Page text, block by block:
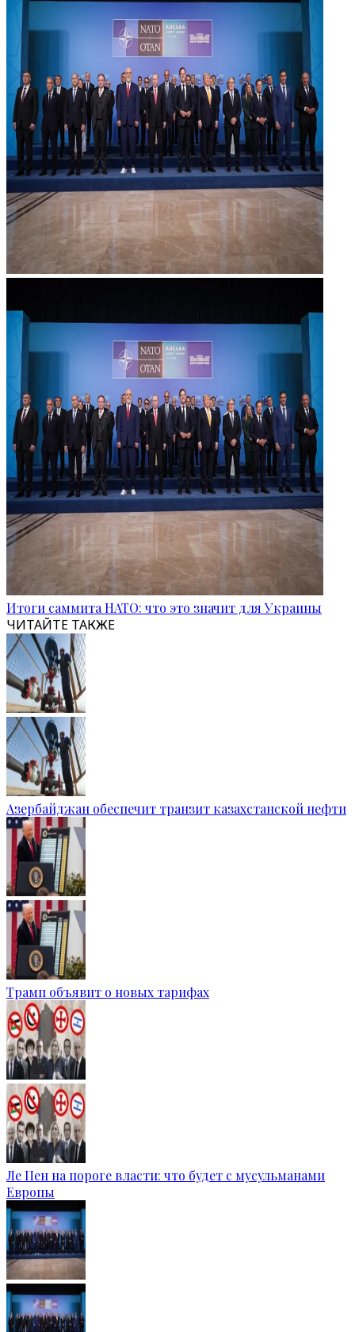
Итоги саммита НАТО: что это значит для Украины
ЧИТАЙТЕ ТАКЖЕ
Азербайджан обеспечит транзит казахстанской нефти
Трамп объявит о новых тарифах
Ле Пен на пороге власти: что будет с мусульманами
Европы